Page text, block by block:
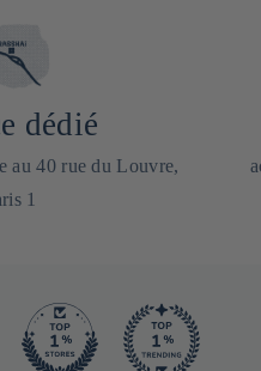
dédié
au 40 rue du Louvre,
1